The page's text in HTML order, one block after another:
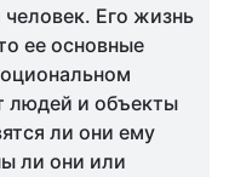
Его жизнь
ее основные
людей и объекты
ли они ему
ли они или